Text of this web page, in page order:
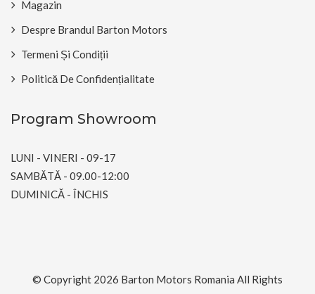
Magazin
Despre Brandul Barton Motors
Termeni Și Condiții
Politică De Confidențialitate
Program Showroom
LUNI - VINERI - 09-17
SAMBĂTĂ - 09.00-12:00
DUMINICĂ - ÎNCHIS
© Copyright 2026 Barton Motors Romania All Rights